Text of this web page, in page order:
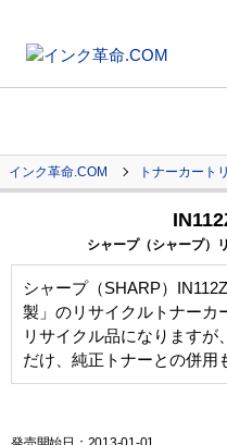
インク革命.COM トナーカート
シャープ（シャープ）
シャープ（SHARP）
製」のリサイクルトナーカ
リサイクル品になりますが
だけ、純正トナーとの併用